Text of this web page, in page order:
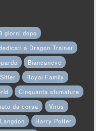
giorni dopo
a Dragon Trainer
Biancaneve
Royal Family
Cinquanta sfumature
da corsa
Virus
Harry Potter